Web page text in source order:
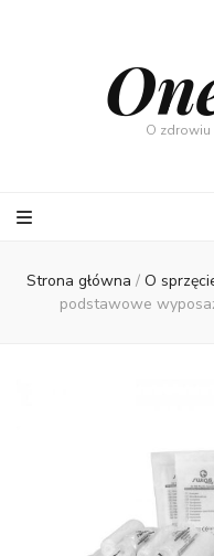
O zdrowiu
Strona główna / O
podstawowe